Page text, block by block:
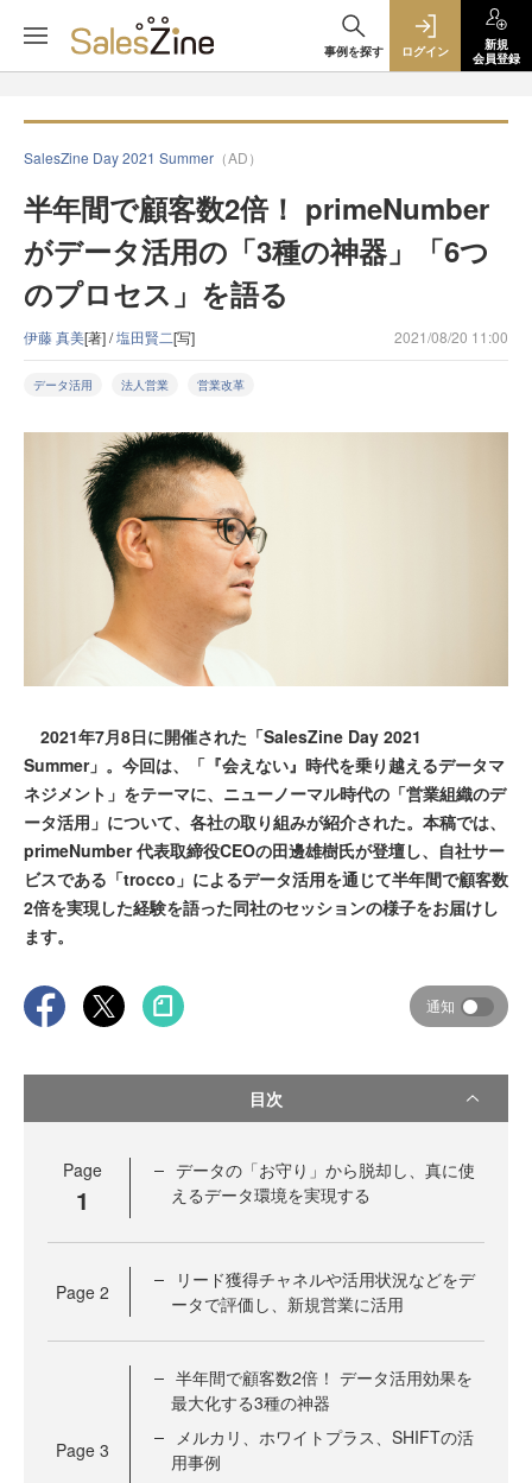
事例を探す ログイン
新規
会員登録
SalesZine Day 2021 Summer （AD）
半年間で顧客数2倍！ primeNumber
がデータ活用の「3種の神器」「6つ
のプロセス」を語る
伊藤 真美[著] /塩田賢二[写] 2021/08/20 11:00
データ活用 法人営業 営業改革
2021年7月8日に開催された「SalesZine Day 2021
Summer」。今回は、「『会えない』時代を乗り越えるデータマ
ネジメント」をテーマに、ニューノーマル時代の「営業組織のデ
ータ活用」について、各社の取り組みが紹介された。本稿では、
primeNumber 代表取締役CEOの田邊雄樹氏が登壇し、自社サー
ビスである「trocco」によるデータ活用を通じて半年間で顧客数
2倍を実現した経験を語った同社のセッションの様子をお届けし
ます。
通知
目次
Page
1
データの「お守り」から脱却し、真に使
えるデータ環境を実現する
Page 2
リード獲得チャネルや活用状況などをデ
ータで評価し、新規営業に活用
Page 3
半年間で顧客数2倍！ データ活用効果を
最大化する3種の神器
メルカリ、ホワイトプラス、SHIFTの活
用事例